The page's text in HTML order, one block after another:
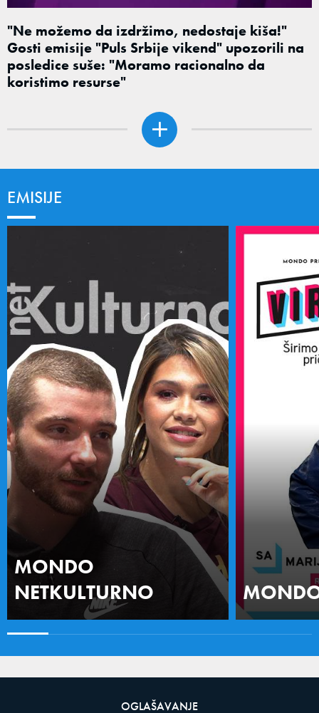
"Ne možemo da izdržimo, nedostaje kiša!"
Gosti emisije "Puls Srbije vikend" upozorili na
posledice suše: "Moramo racionalno da
koristimo resurse"
EMISIJE
MONDO
NETKULTURNO
OGLAŠAVANJE